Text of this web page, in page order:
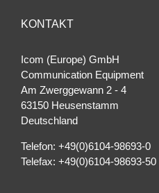
KONTAKT
Icom (Europe) GmbH
Communication Equipment
Am Zwerggewann 2 ‐ 4
63150 Heusenstamm
Deutschland
Telefon: +49(0)6104-98693-0
Telefax: +49(0)6104-98693-50